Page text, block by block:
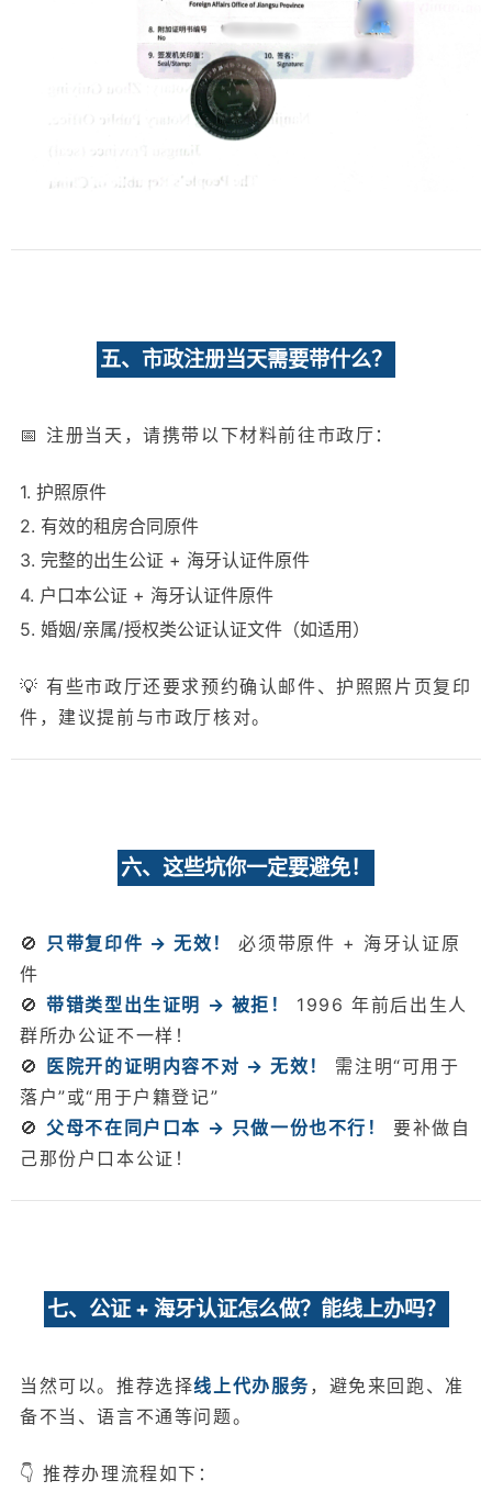
五、市政注册当天需要带什么？
📅 注册当天，请携带以下材料前往市政厅：
1. 护照原件
2. 有效的租房合同原件
3. 完整的出生公证 + 海牙认证件原件
4. 户口本公证 + 海牙认证件原件
5. 婚姻/亲属/授权类公证认证文件（如适用）
💡 有些市政厅还要求预约确认邮件、护照照片页复印
件，建议提前与市政厅核对。
六、这些坑你一定要避免！
🚫 只带复印件 → 无效！
必须带原件 + 海牙认证原
件
🚫带错类型出生证明 → 被拒！
1996 年前后出生人
群所办公证不一样！
🚫
医院开的证明内容不对 → 无效！
需注明“可用于
落户”或“用于户籍登记”
🚫 父母不在同户口本 → 只做一份也不行！
要补做自
己那份户口本公证！
七、公证 + 海牙认证怎么做？能线上办吗？
当然可以。推荐选择线上代办服务，避免来回跑、准
备不当、语言不通等问题。
👇 推荐办理流程如下：